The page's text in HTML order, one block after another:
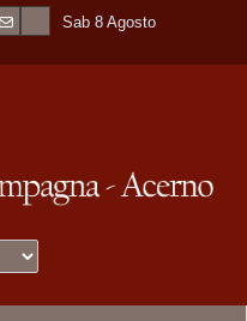
Sab 8 Agosto